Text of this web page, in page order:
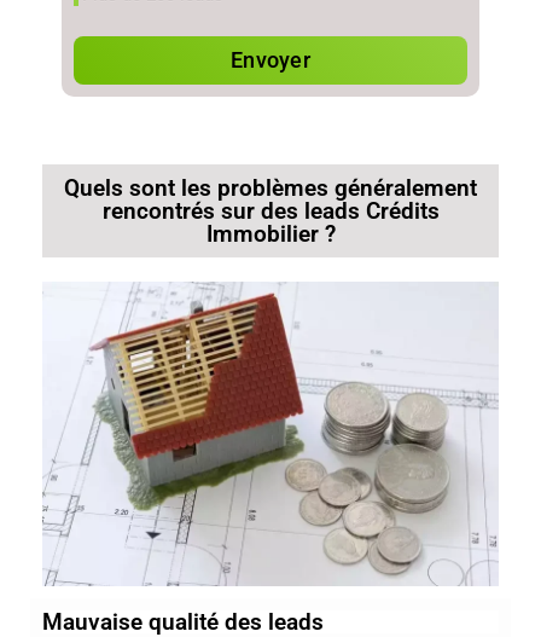
Envoyer
Quels sont les problèmes généralement
rencontrés sur des leads Crédits
Immobilier ?
Mauvaise qualité des leads